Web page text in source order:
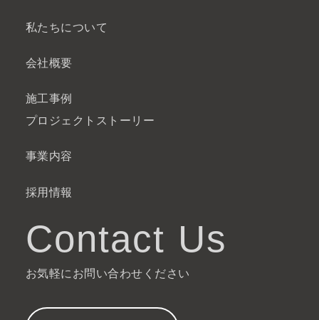
私たちについて
会社概要
施工事例
プロジェクトストーリー
事業内容
採用情報
Contact Us
お気軽にお問い合わせください